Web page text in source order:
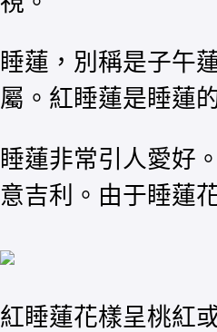
睡蓮，別稱是子午
屬。紅睡蓮是睡蓮
睡蓮非常引人愛好
意吉利。由于睡蓮
紅睡蓮花樣呈桃紅